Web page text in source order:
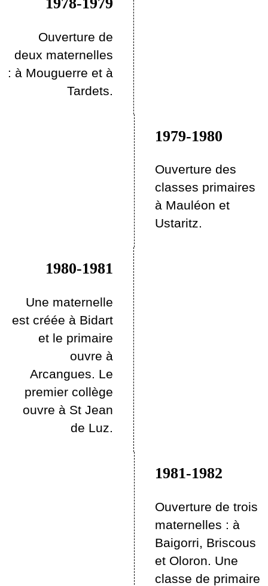
Ouverture de
deux maternelles
: à Mouguerre et à
Tardets.
1979-1980
Ouverture des
classes primaires
à Mauléon et
Ustaritz.
1980-1981
Une maternelle
est créée à Bidart
et le primaire
ouvre à
Arcangues. Le
premier collège
ouvre à St Jean
de Luz.
1981-1982
Ouverture de trois
maternelles : à
Baigorri, Briscous
et Oloron. Une
classe de primaire